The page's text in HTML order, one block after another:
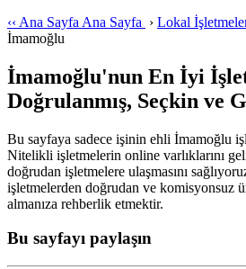
‹‹ Ana Sayfa Ana Sayfa › Lokal
İmamoğlu
İmamoğlu'nun En İyi
Doğrulanmış, Seçkin ve
Bu sayfaya sadece işinin ehli İmamoğlu
Nitelikli işletmelerin online varlıklarını
doğrudan işletmelere ulaşmasını
işletmelerden doğrudan ve komisyonsuz
almanıza rehberlik etmektir.
Bu sayfayı paylaşın